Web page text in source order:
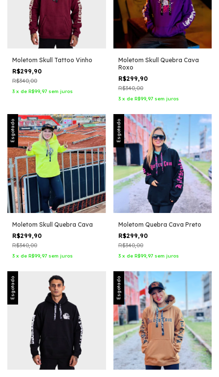
Moletom Skull Tattoo Vinho
R$299,90
R$340,00
3 x de R$99,97 sem juros
Moletom Skull Quebra Cava
Roxo
R$299,90
R$340,00
3 x de R$99,97 sem juros
Esgotado
Moletom Skull Quebra Cava
R$299,90
R$340,00
3 x de R$99,97 sem juros
Esgotado
Moletom Quebra Cava Preto
R$299,90
R$340,00
3 x de R$99,97 sem juros
Esgotado Esgotado